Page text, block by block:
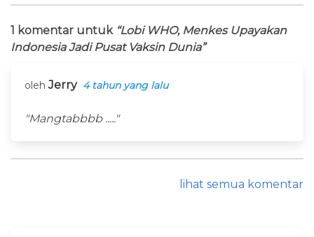
1 komentar untuk “Lobi WHO, Menkes Upayakan
Indonesia Jadi Pusat Vaksin Dunia”
oleh Jerry 4 tahun yang lalu
"Mangtabbbb ....."
lihat semua komentar